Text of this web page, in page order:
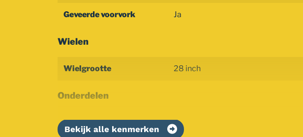
Geveerde voorvork Ja
Wielen
Wielgrootte 28 inch
Onderdelen
Bekijk alle kenmerken